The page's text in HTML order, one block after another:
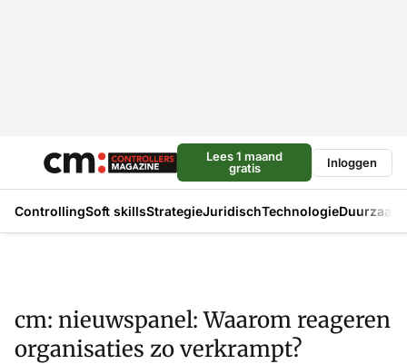
Lees 1 maand
gratis
Inloggen
ControllingSoft skillsStrategieJuridischTechnologie
cm: nieuwspanel: Waarom reageren
organisaties zo verkrampt?